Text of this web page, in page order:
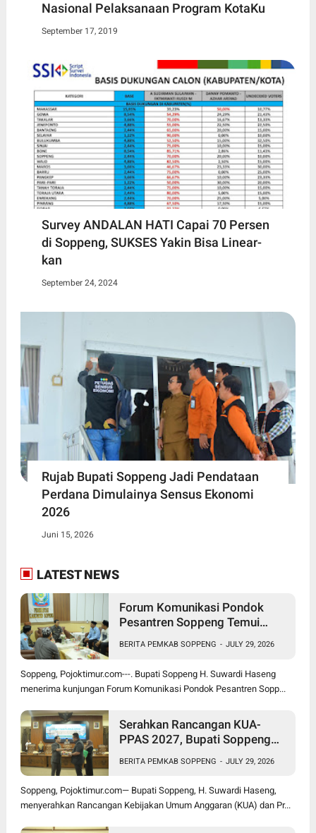
Nasional Pelaksanaan Program KotaKu
September 17, 2019
Survey ANDALAN HATI Capai 70 Persen
di Soppeng, SUKSES Yakin Bisa Linear-
kan
September 24, 2024
Rujab Bupati Soppeng Jadi Pendataan
Perdana Dimulainya Sensus Ekonomi
2026
Juni 15, 2026
LATEST NEWS
Forum Komunikasi Pondok
Pesantren Soppeng Temui
BERITA PEMKAB SOPPENG - JULY 29, 2026
Soppeng, Pojoktimur.com---. Bupati Soppeng H. Suwardi Haseng
menerima kunjungan Forum Komunikasi Pondok Pesantren Sopp...
Serahkan Rancangan KUA-
PPAS 2027, Bupati Soppeng
Tengah Tekanan Fiskal
BERITA PEMKAB SOPPENG - JULY 29, 2026
Soppeng, Pojoktimur.com— Bupati Soppeng, H. Suwardi Haseng,
menyerahkan Rancangan Kebijakan Umum Anggaran (KUA) dan Pr...